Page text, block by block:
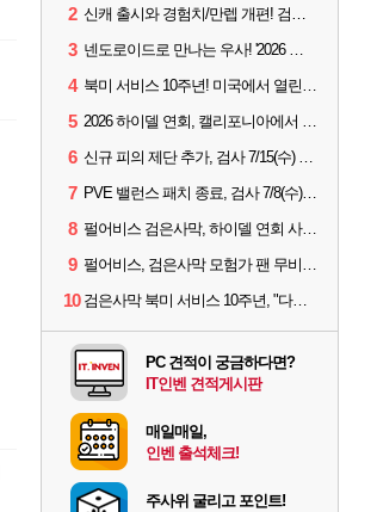
2 신캐 출시와 경험치/만렙 개편! 검사 2026 하이델 연회 모아보기
3 넨도로이드로 만나는 우사! '2026 하이델 연회' 막바지 깜짝 공개
4 북미 서비스 10주년! 미국에서 열린 '검은사막 하이델 연회'
5 2026 하이델 연회, 캘리포니아에서 개최
6 신규 피의 제단 추가, 검사 7/15(수) 패치 핵심 정리
7 PVE 밸런스 패치 종료, 검사 7/8(수) 패치 핵심 정리
8 펄어비스 검은사막, 하이델 연회 사전 이벤트 시작
9 펄어비스, 검은사막 모험가 팬 무비 '마디걸스' 글로벌 상영회 개최
10 검은사막 북미 서비스 10주년, "다음 10년도 우리만의 액션으로"
PC 견적이 궁금하다면?
IT인벤 견적게시판
매일매일,
인벤 출석체크!
주사위 굴리고 포인트!